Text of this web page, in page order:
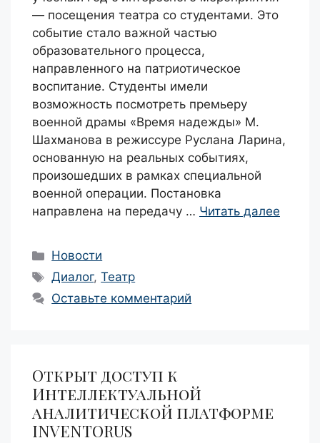
— посещения театра со студентами. Это
событие стало важной частью
образовательного процесса,
направленного на патриотическое
воспитание. Студенты имели
возможность посмотреть премьеру
военной драмы «Время надежды» М.
Шахманова в режиссуре Руслана Ларина,
основанную на реальных событиях,
произошедших в рамках специальной
военной операции. Постановка
направлена на передачу … Читать далее
Рубрики
Новости
Метки
Диалог,Театр
Оставьте комментарий
Открыт доступ к
Интеллектуальной
аналитической платформе
INVENTORUS